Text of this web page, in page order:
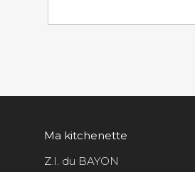
Ma kitchenette
Z.I. du BAYON